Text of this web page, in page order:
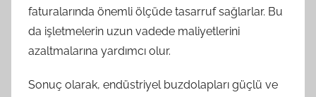
faturalarında önemli ölçüde tasarruf sağlarlar. Bu
da işletmelerin uzun vadede maliyetlerini
azaltmalarına yardımcı olur.
Sonuç olarak, endüstriyel buzdolapları güçlü ve